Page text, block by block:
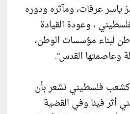
ياسر عرفات، ومآثره ودوره
، وعودة القيادة
لبناء مؤسسات الوطن،
وعاصمتها القدس".
فلسطيني نشعر بأن
أثر فينا وفي القضية